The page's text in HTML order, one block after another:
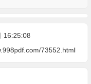
16:25:08
73552.html